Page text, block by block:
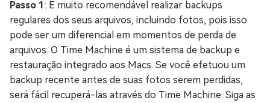
Passo 1: É muito recomendável realizar backups
regulares dos seus arquivos, incluindo fotos, pois isso
pode ser um diferencial em momentos de perda de
arquivos. O Time Machine é um sistema de backup e
restauração integrado aos Macs. Se você efetuou um
backup recente antes de suas fotos serem perdidas,
será fácil recuperá-las através do Time Machine. Siga as